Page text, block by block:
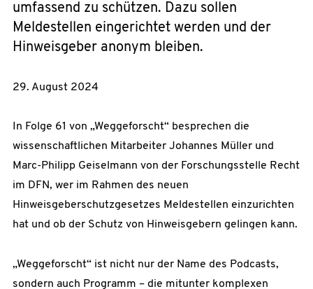
umfassend zu schützen. Dazu sollen
Meldestellen eingerichtet werden und der
Hinweisgeber anonym bleiben.
29. August 2024
In Folge 61 von „Weggeforscht“ besprechen die
wissenschaftlichen Mitarbeiter Johannes Müller und
Marc-Philipp Geiselmann von der Forschungsstelle Recht
im DFN, wer im Rahmen des neuen
Hinweisgeberschutzgesetzes Meldestellen einzurichten
hat und ob der Schutz von Hinweisgebern gelingen kann.
„Weggeforscht“ ist nicht nur der Name des Podcasts,
sondern auch Programm – die mitunter komplexen